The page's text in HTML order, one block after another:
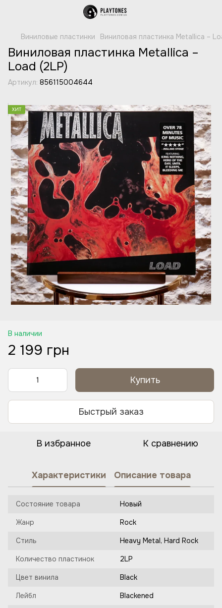
Виниловые пластинки Виниловая пластинка Metallica –
Виниловая пластинка Metallica –
Load (2LP)
Артикул: 856115004644
ХИТ
В наличии
2 199 грн
Купить
Быстрый заказ
В избранное К сравнению
Характеристики Описание товара
Состояние товара Новый
Жанр Rock
Стиль Heavy Metal, Hard Rock
Количество пластинок 2LP
Цвет винила Black
Лейбл Blackened